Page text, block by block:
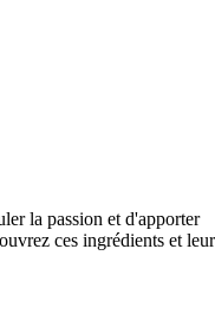
la passion et d'apporter
ces ingrédients et leur